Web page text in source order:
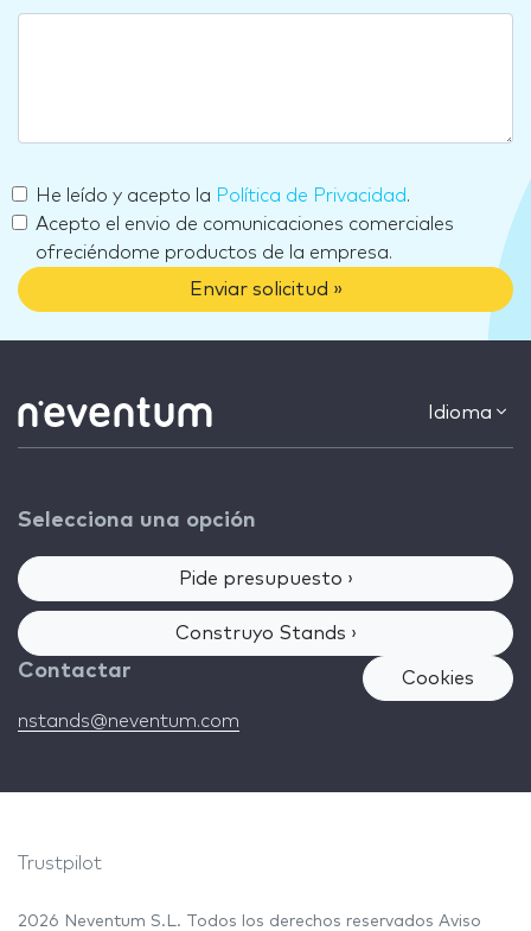
He leído y acepto la Política de Privacidad.
Acepto el envio de comunicaciones comerciales
ofreciéndome productos de la empresa.
Enviar solicitud »
Idioma
Selecciona una opción
Pide presupuesto ›
Construyo Stands ›
Contactar
nstands@neventum.com
Cookies
Trustpilot
2026 Neventum S.L. Todos los derechos reservados Aviso